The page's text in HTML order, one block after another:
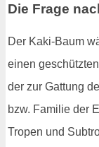
Die Frage
Der Kaki-Baum
einen
der zur Gattung
bzw. Familie der
Tropen und